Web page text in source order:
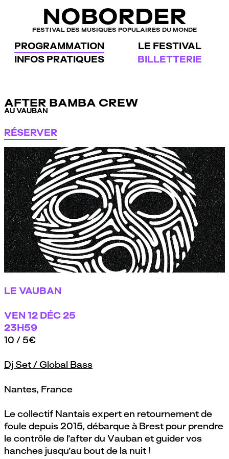
NOBORDER
FESTIVAL DES MUSIQUES POPULAIRES DU MONDE
PROGRAMMATION
LE FESTIVAL
INFOS PRATIQUES
BILLETTERIE
AFTER BAMBA CREW
AU VAUBAN
RÉSERVER
LE VAUBAN
VEN12 DÉC 25
23H59
10 / 5€
Dj Set / Global Bass
Nantes, France
Le collectif Nantais expert en retournement de
foule depuis 2015, débarque à Brest pour prendre
le contrôle de l’after du Vauban et guider vos
hanches jusqu’au bout de la nuit !